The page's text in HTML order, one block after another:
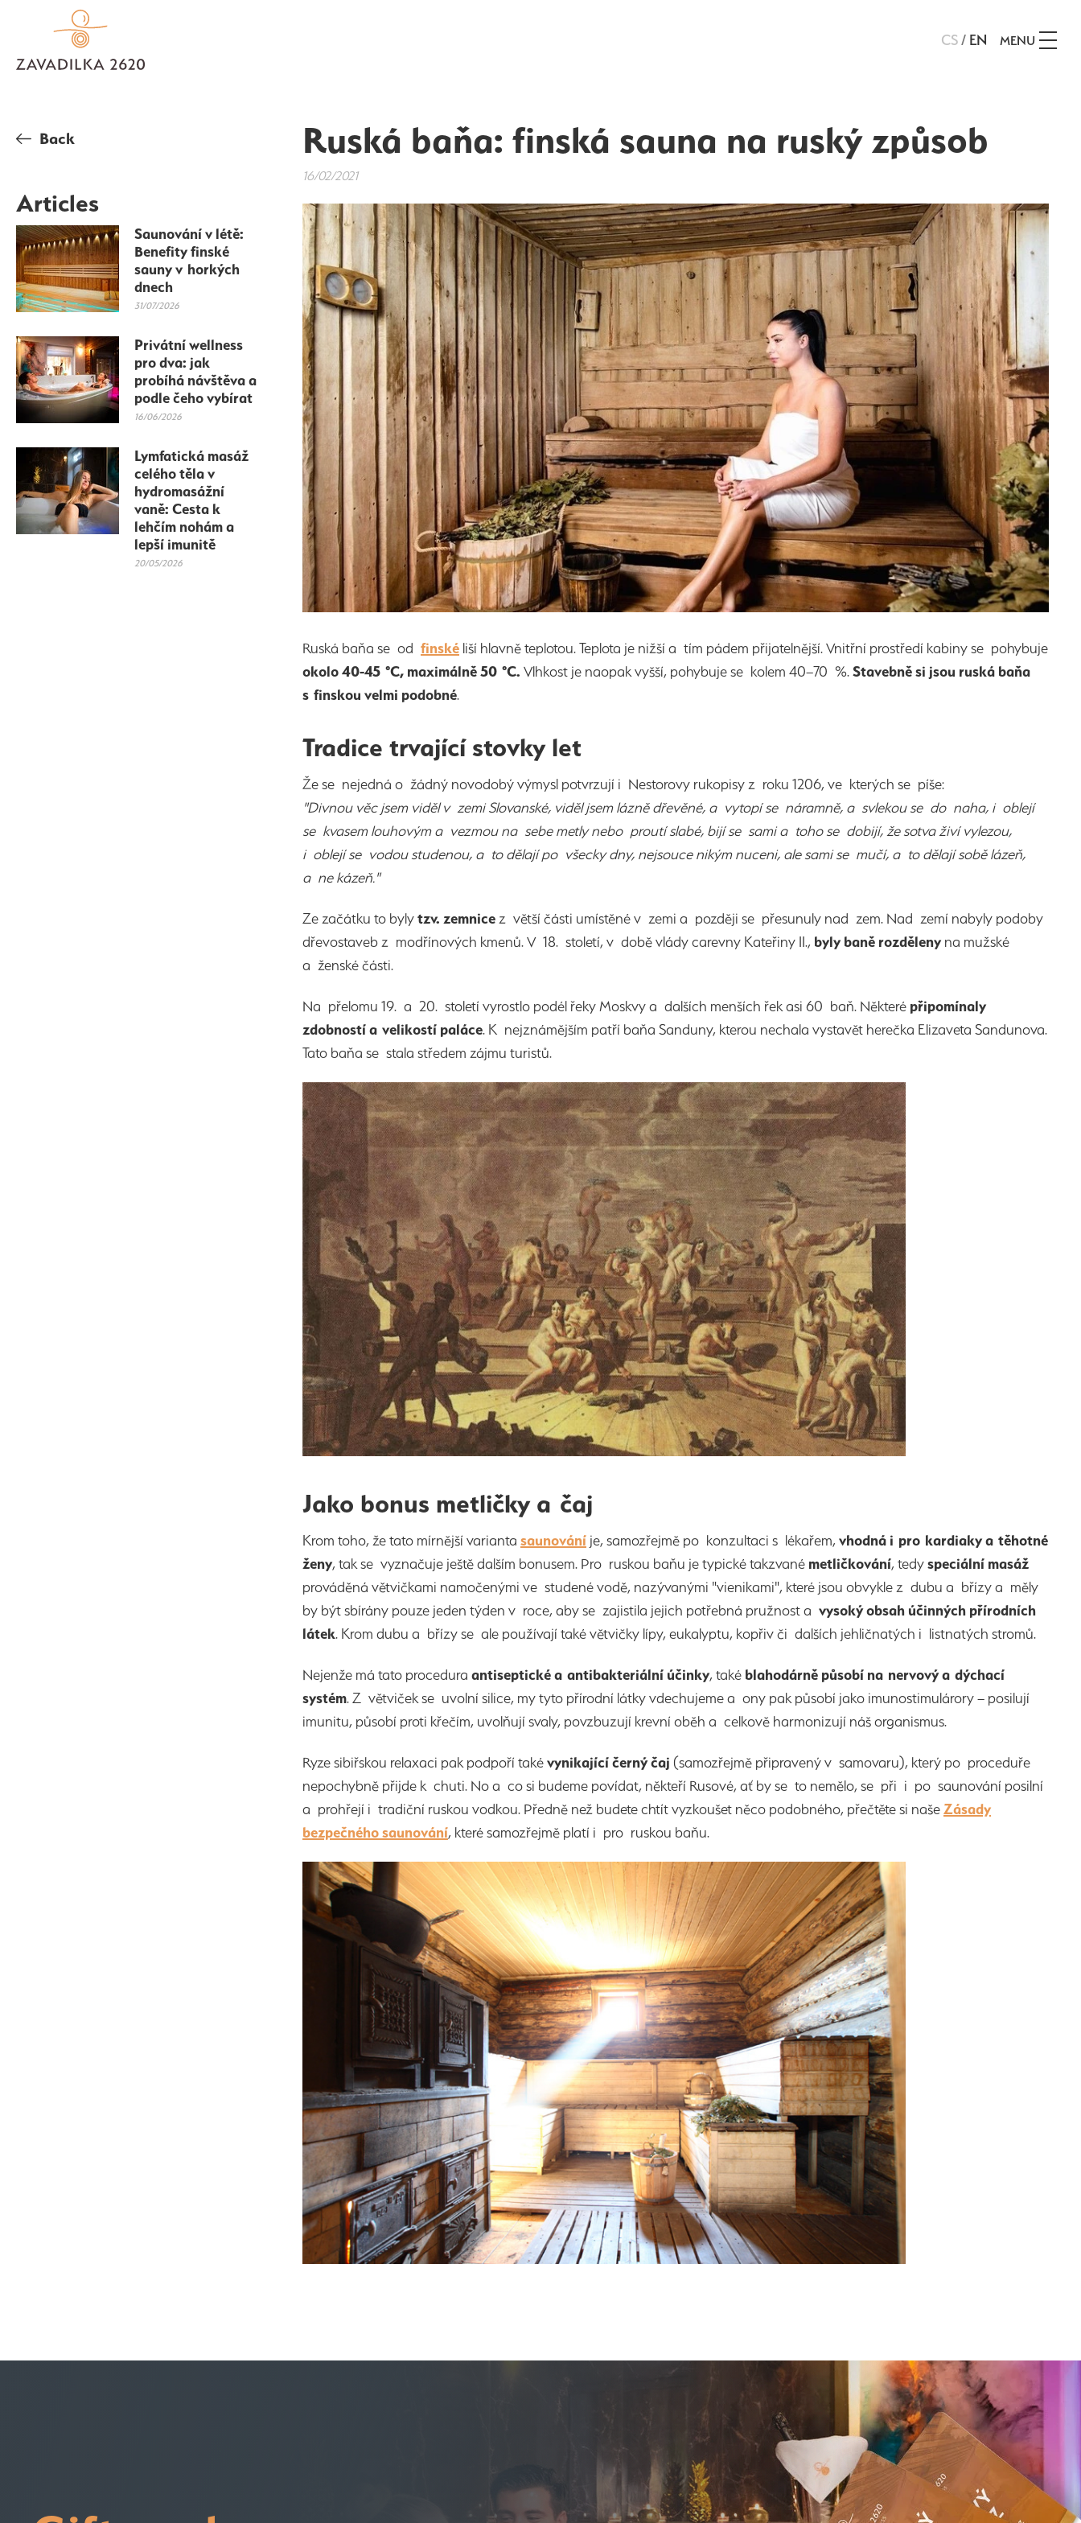
CS/ EN MENU
Back
Articles
Saunování v létě:
Benefity finské
sauny v horkých
dnech
31/07/2026
Privátní wellness
pro dva: jak
probíhá návštěva a
podle čeho vybírat
16/06/2026
Lymfatická masáž
celého těla v
hydromasážní
vaně: Cesta k
lehčím nohám a
lepší imunitě
20/05/2026
Ruská baňa: finská sauna na ruský způsob
16/02/2021
Ruská baňa se od finské liší hlavně teplotou. Teplota je nižší a tím pádem přijatelnější. Vnitřní prostředí kabiny se pohybuje
okolo 40-45 °C, maximálně 50 °C. Vlhkost je naopak vyšší, pohybuje se kolem 40–70 %.Stavebně si jsou ruská baňa
s finskou velmi podobné.
Tradice trvající stovky let
Že se nejedná o žádný novodobý výmysl potvrzují i Nestorovy rukopisy z roku 1206, ve kterých se píše:
"Divnou věc jsem viděl v zemi Slovanské, viděl jsem lázně dřevěné, a vytopí se náramně, a svlekou se do naha, i oblejí
se kvasem louhovým a vezmou na sebe metly nebo proutí slabé, bijí se sami a toho se dobijí, že sotva živí vylezou,
i oblejí se vodou studenou, a to dělají po všecky dny, nejsouce nikým nuceni, ale sami se mučí, a to dělají sobě lázeň,
a ne kázeň."
Ze začátku to bylytzv. zemnice z větší části umístěné v zemi a později se přesunuly nad zem. Nad zemí nabyly podoby
dřevostaveb z modřínových kmenů. V 18. století, v době vlády carevny Kateřiny II., byly baně rozdělenyna mužské
a ženské části.
Na přelomu 19. a 20. století vyrostlo podél řeky Moskvy a dalších menších řek asi 60 baň. Některé připomínaly
zdobností a velikostí paláce. K nejznámějším patří baňa Sanduny, kterou nechala vystavět herečka Elizaveta Sandunova.
Tato baňa se stala středem zájmu turistů.
Jako bonus metličky a čaj
Krom toho, že tato mírnější varianta saunování je, samozřejmě po konzultaci s lékařem, vhodná i pro kardiaky a těhotné
ženy, tak se vyznačuje ještě dalším bonusem. Pro ruskou baňu je typické takzvané metličkování, tedyspeciální masáž
prováděná větvičkami namočenými ve studené vodě, nazývanými "vienikami", které jsou obvykle z dubu a břízy a měly
by být sbírány pouze jeden týden v roce, aby se zajistila jejich potřebná pružnost a vysoký obsah účinných přírodních
látek. Krom dubu a břízy se ale používají také větvičky lípy, eukalyptu, kopřiv či dalších jehličnatých i listnatých stromů.
Nejenže má tato procedura antiseptické a antibakteriální účinky, také blahodárně působí na nervový a dýchací
systém. Z větviček se uvolní silice, my tyto přírodní látky vdechujeme a ony pak působí jako imunostimulárory – posilují
imunitu, působí proti křečím, uvolňují svaly, povzbuzují krevní oběh a celkově harmonizují náš organismus.
Ryze sibiřskou relaxaci pak podpoří takévynikající černý čaj (samozřejmě připravený v samovaru), který po proceduře
nepochybně přijde k chuti. No a co si budeme povídat, někteří Rusové, ať by se to nemělo, se při i po saunování posilní
a prohřejí i tradiční ruskou vodkou. Předně než budete chtít vyzkoušet něco podobného, přečtěte si našeZásady
bezpečného saunování, které samozřejmě platí i pro ruskou baňu.